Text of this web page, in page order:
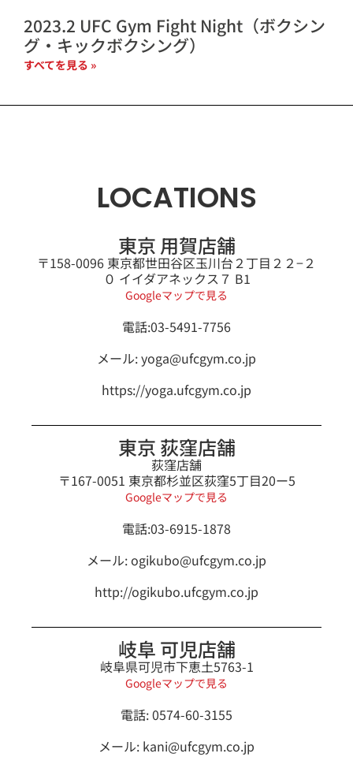
2023.2 UFC Gym Fight Night（ボクシン
グ・キックボクシング）
すべてを見る »
LOCATIONS
東京 用賀店舗
〒158-0096 東京都世田谷区玉川台２丁目２２−２
０ イイダアネックス７ B1
Googleマップで見る
電話:03-5491-7756
メール:yoga@ufcgym.co.jp
https://yoga.ufcgym.co.jp
東京 荻窪店舗
荻窪店舗
〒167-0051 東京都杉並区荻窪5丁目20ー5
Googleマップで見る
電話:03-6915-1878
メール:ogikubo@ufcgym.co.jp
http://ogikubo.ufcgym.co.jp
岐阜 可児店舗
岐阜県可児市下恵土5763-1
Googleマップで見る
電話: 0574-60-3155
メール: kani@ufcgym.co.jp